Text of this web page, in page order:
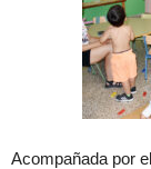
Acompañada por